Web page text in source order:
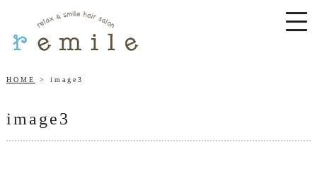
HOME image3
image3